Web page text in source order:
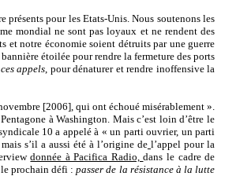
pour les Etats-Unis. Nous soutenons les
mondial ne sont pas loyaux et ne rendent des
et notre économie soient détruits par une guerre
étoilée pour rendre la fermeture des ports
appels , pour dénaturer et rendre inoffensive la
[2006], qui ont échoué misérablement ».
à Washington. Mais c’est loin d’être le
10 a appelé à « un parti ouvrier, un parti
s’il a aussi été à l’origine de l’appel pour la
donnée à Pacifica Radio,dans le cadre de
le prochain défi :passer de la résistance à la lutte